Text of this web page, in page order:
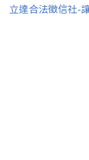
立達合法徵信社-